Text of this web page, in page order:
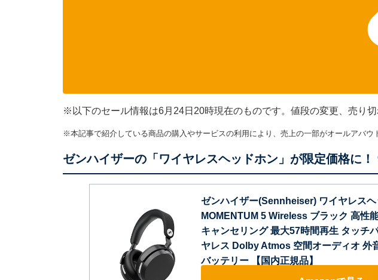
※以下のセール情報は6月24日20時現在のものです。値段の変更、売り切
※本記事で紹介している商品の購入やサービスの利用により、売上の一部がオールアバウ
ゼンハイザーの「ワイヤレスヘッドホン」が限定価格に！
ゼンハイザー(Sennheiser) ワイヤレスヘ
MOMENTUM 5 Wireless ブラック 高性
キャンセリング 最大57時間再生 タッチ
ヤレス Dolby Atmos 空間オーディオ 外
バッテリー 【国内正規品】